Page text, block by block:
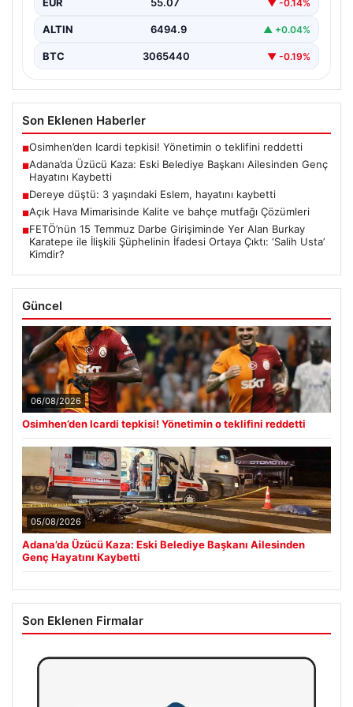
Olayda,…
EUR 55.07 ▼ -0.14%
ALTIN 6494.9 ▲ +0.04%
BTC 3065440 ▼ -0.19%
Son Eklenen Haberler
■Osimhen’den Icardi tepkisi! Yönetimin o teklifini reddetti
■Adana’da Üzücü Kaza: Eski Belediye Başkanı Ailesinden Genç
Hayatını Kaybetti
■Dereye düştü: 3 yaşındaki Eslem, hayatını kaybetti
■Açık Hava Mimarisinde Kalite ve bahçe mutfağı Çözümleri
■FETÖ’nün 15 Temmuz Darbe Girişiminde Yer Alan Burkay
Karatepe ile İlişkili Şüphelinin İfadesi Ortaya Çıktı: ‘Salih Usta’
Kimdir?
Güncel
06/08/2026
Osimhen’den Icardi tepkisi! Yönetimin o teklifini reddetti
05/08/2026
Adana’da Üzücü Kaza: Eski Belediye Başkanı Ailesinden
Genç Hayatını Kaybetti
Son Eklenen Firmalar